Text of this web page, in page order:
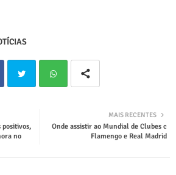
ter tsap
MAIS RECENTES
Onde assistir ao Mundial de Clubes c
Flamengo e Real Madrid
positivos,
no